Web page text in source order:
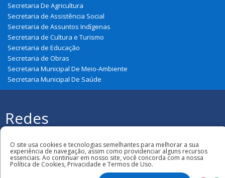
Secretaria De Agricultura
Secretaria de Assistência Social
Secretaria de Assuntos Indígenas
Secretaria de Cultura e Turismo
Secretaria de Educação
Secretaria de Obras
Secretaria Municipal De Meio-Ambiente
Secretaria Municipal De Saúde
Redes
Municipal de Fernando Falcão
O site usa cookies e tecnologias semelhantes para melhorar a sua
experiência de navegação, assim como providenciar alguns recursos
essenciais. Ao continuar em nosso site, você concorda com a nossa
Política de Cookies, Privacidade e Termos de Uso.